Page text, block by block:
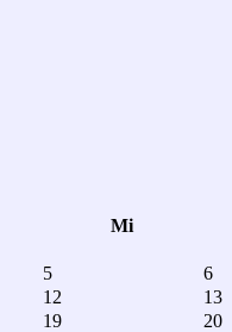
Mi
5
6
12
13
19
20